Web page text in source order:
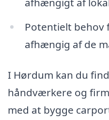
Potentielt behov
afhængig af de
I Hørdum kan du
håndværkere og
med at bygge